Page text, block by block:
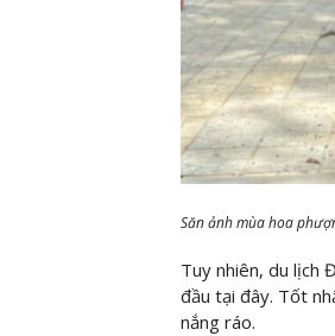
Săn ảnh mùa hoa
Tuy nhiên, du lịch
đầu tại đây. Tốt
nắng ráo.